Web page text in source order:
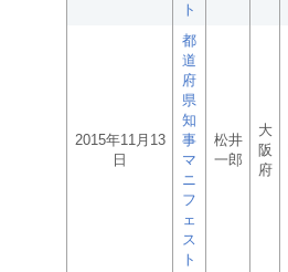
ト
2015年11月13
日
都
道
府
県
知
事
マ
ニ
フ
ェ
ス
ト
松井
一郎
大
阪
府